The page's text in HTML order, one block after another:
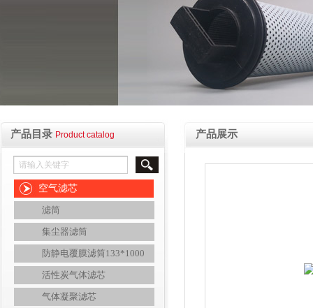
产品目录 Product catalog
空气滤芯
滤筒
集尘器滤筒
防静电覆膜滤筒133*1000
活性炭气体滤芯
气体凝聚滤芯
产品展示